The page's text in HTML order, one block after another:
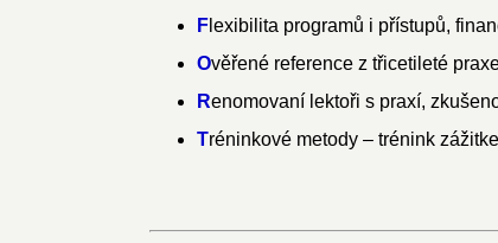
Flexibilita programů i přístupů,
Ověřené reference z třicetileté
Renomovaní lektoři s praxí,
Tréninkové metody – trénink